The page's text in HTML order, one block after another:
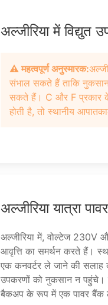
अल्जीरिया में विद्युत
⚠️ महत्वपूर्ण अनुस्मारक:
संभाल सकते हैं ताकि
सकते हैं। C और F प्रकार के
होती है, तो स्थानीय
अल्जीरिया यात्रा
अल्जीरिया में, वोल्टेज
आवृत्ति का समर्थन करते हैं।
एक कनवर्टर ले जाने की सलाह
उपकरणों को नुकसान न पहुंचे।
बैकअप के रूप में एक पावर बैंक